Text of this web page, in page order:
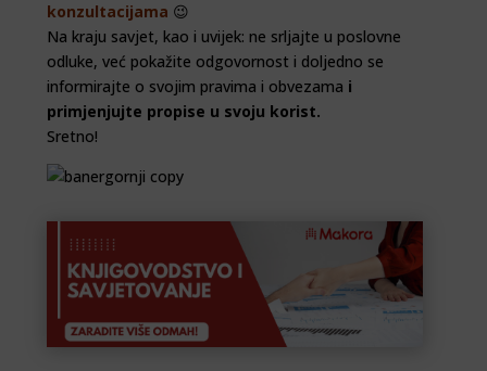
konzultacijama 😉
Na kraju savjet, kao i uvijek: ne srljajte u poslovne
odluke, već pokažite odgovornost i doljedno se
informirajte o svojim pravima i obvezama i
primjenjujte propise u svoju korist.
Sretno!